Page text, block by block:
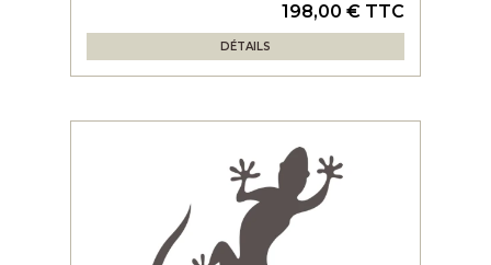
198,00 € TTC
DÉTAILS